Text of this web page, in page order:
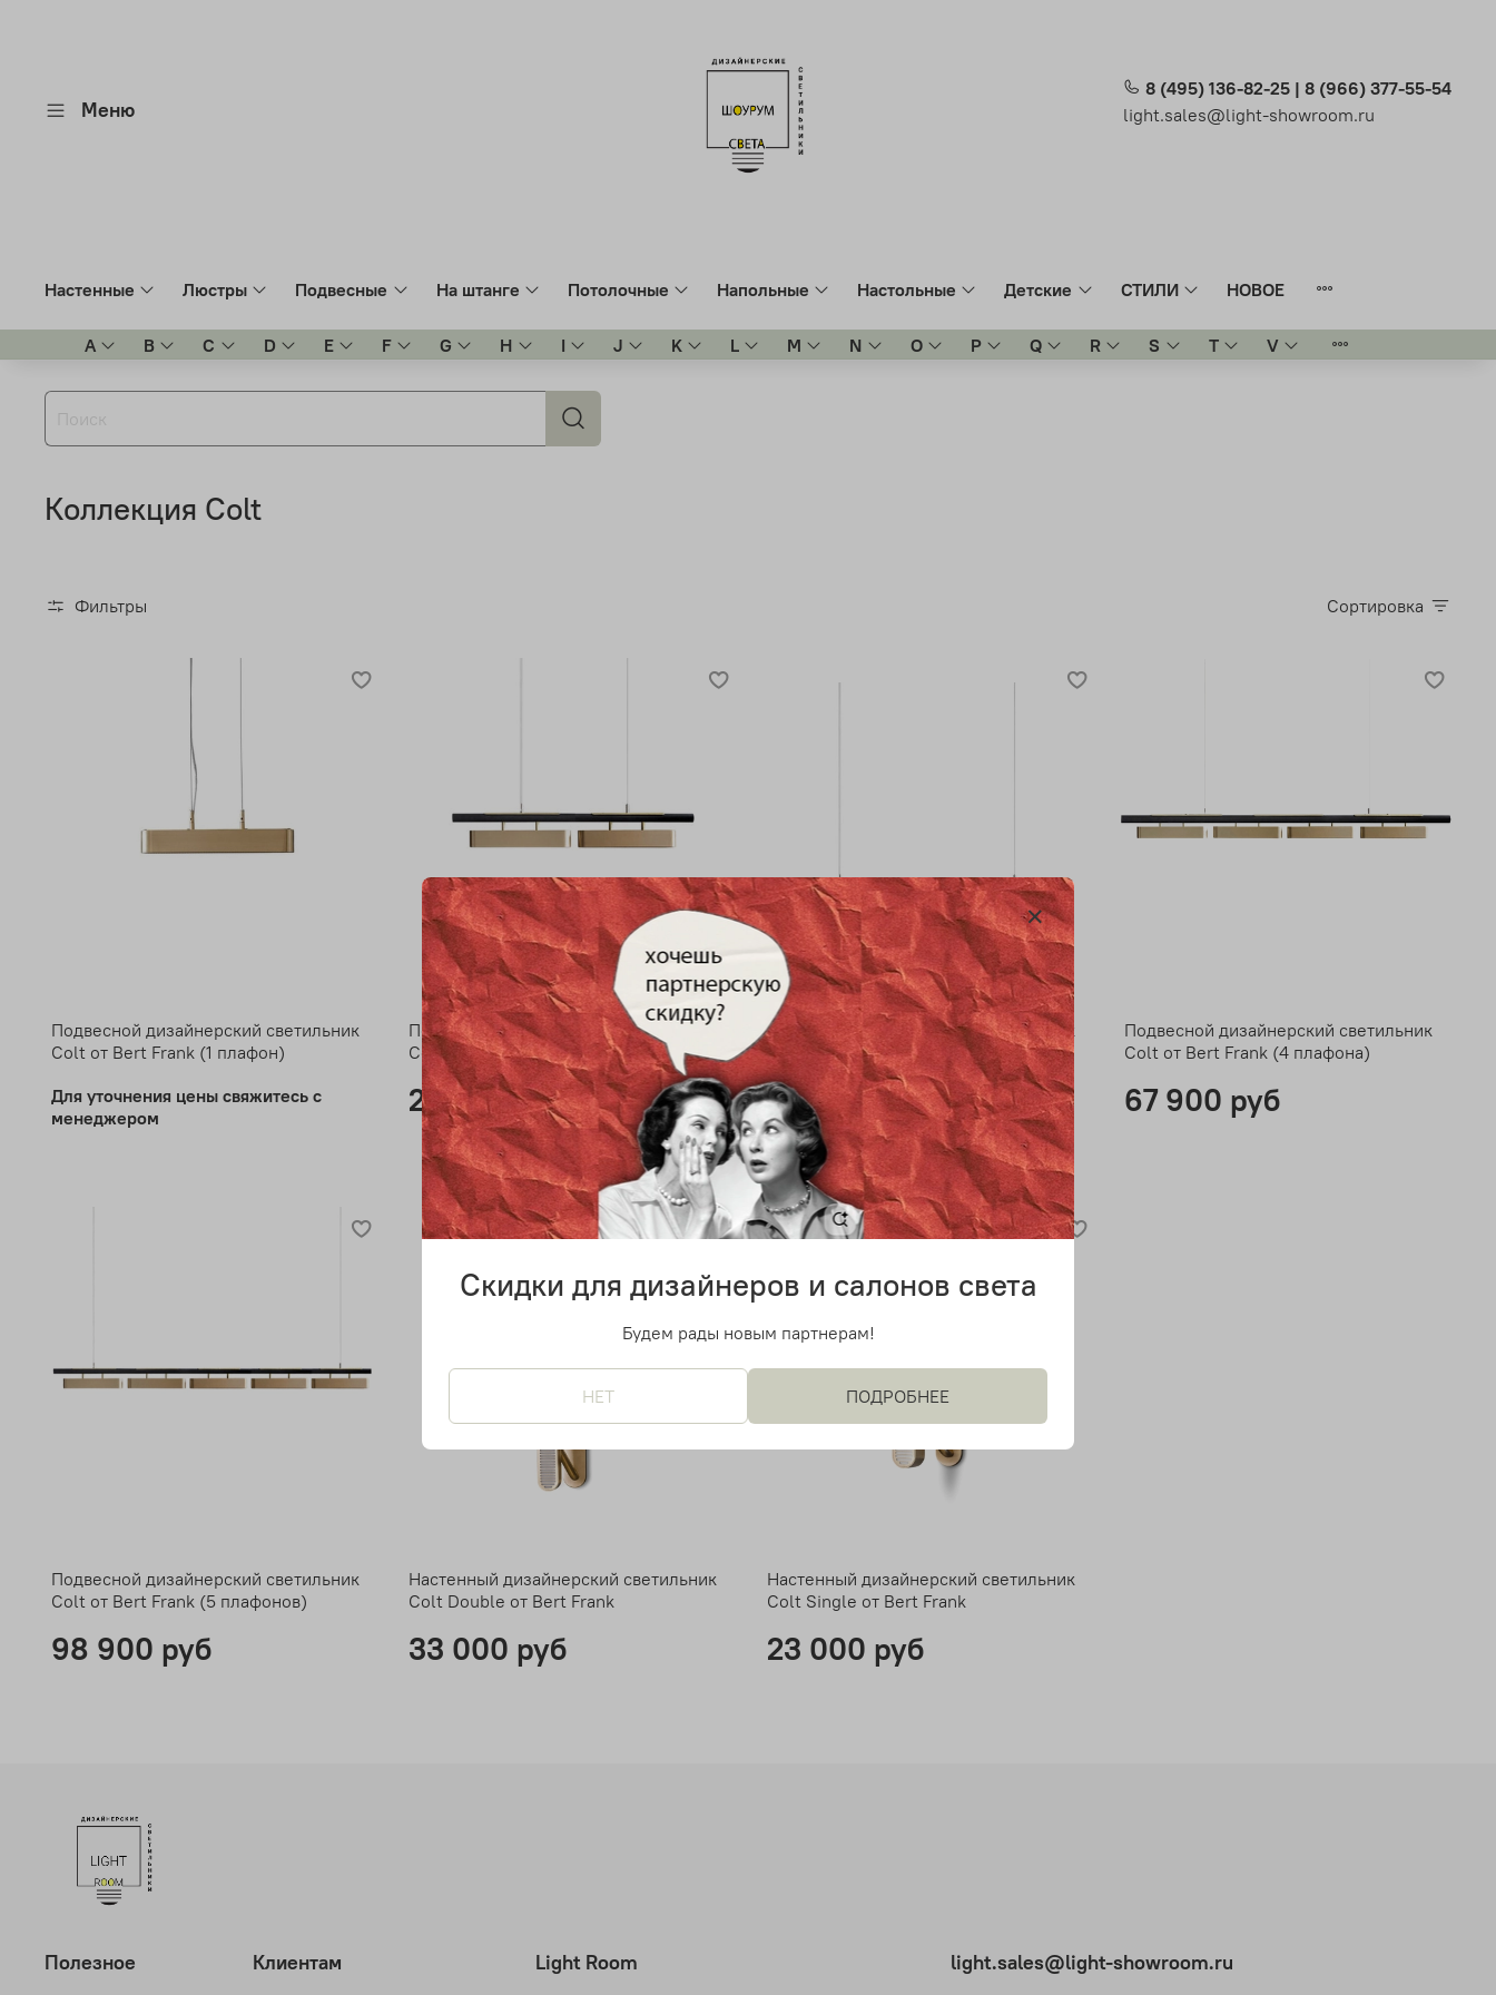
Меню
8 (495) 136-82-25 | 8 (966) 377-55-54
light.sales@light-showroom.ru
Настенные Люстры Подвесные На штанге Потолочные Напольные Настольные Детские СТИЛИ НОВОЕ
A B C D E F G H I J K L M N O P Q R S T V
Коллекция Colt
Фильтры Сортировка
Подвесной дизайнерский светильник
Colt от Bert Frank (1 плафон)
Для уточнения цены свяжитесь с
менеджером
Подвесной дизайнерский светильник
Colt от Bert Frank (2 плафона)
24 400 руб
Подвесной дизайнерский светильник
Colt от Bert Frank (3 плафона)
от32 300 руб
Подвесной дизайнерский светильник
Colt от Bert Frank (4 плафона)
67 900 руб
Подвесной дизайнерский светильник
Colt от Bert Frank (5 плафонов)
98 900 руб
Настенный дизайнерский светильник
Colt Double от Bert Frank
33 000 руб
Настенный дизайнерский светильник
Colt Single от Bert Frank
23 000 руб
Полезное Клиентам Light Room light.sales@light-showroom.ru
Скидки для дизайнеров и салонов света
Будем рады новым партнерам!
НЕТ ПОДРОБНЕЕ